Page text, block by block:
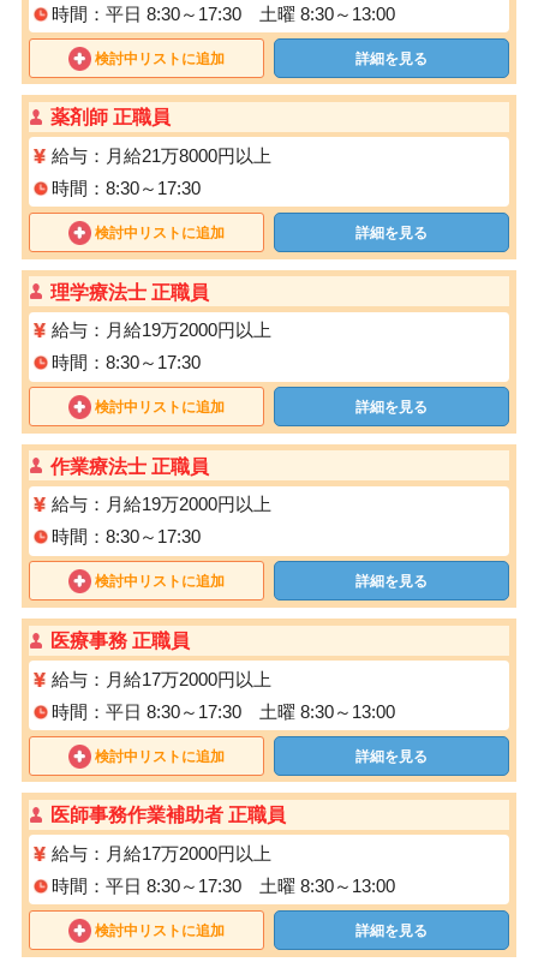
時間：平日 8:30～17:30 土曜 8:30～13:00
検討中リストに追加 詳細を見る
薬剤師 正職員
給与：月給21万8000円以上
時間：8:30～17:30
検討中リストに追加 詳細を見る
理学療法士 正職員
給与：月給19万2000円以上
時間：8:30～17:30
検討中リストに追加 詳細を見る
作業療法士 正職員
給与：月給19万2000円以上
時間：8:30～17:30
検討中リストに追加 詳細を見る
医療事務 正職員
給与：月給17万2000円以上
時間：平日 8:30～17:30 土曜 8:30～13:00
検討中リストに追加 詳細を見る
医師事務作業補助者 正職員
給与：月給17万2000円以上
時間：平日 8:30～17:30 土曜 8:30～13:00
検討中リストに追加 詳細を見る